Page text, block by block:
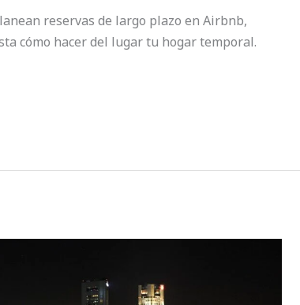
reservas de largo plazo en Airbnb,
cómo hacer del lugar tu hogar temporal.